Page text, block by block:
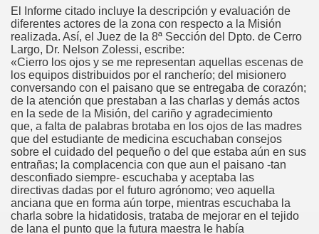
El Informe citado incluye la descripción y evaluación de
diferentes actores de la zona con respecto a la Misión
realizada. Así, el Juez de la 8ª Sección del Dpto. de Cerro
Largo, Dr. Nelson Zolessi, escribe:
«Cierro los ojos y se me representan aquellas escenas de
los equipos distribuidos por el rancherío; del misionero
conversando con el paisano que se entregaba de corazón;
de la atención que prestaban a las charlas y demás actos
en la sede de la Misión, del cariño y agradecimiento
que, a falta de palabras brotaba en los ojos de las madres
que del estudiante de medicina escuchaban consejos
sobre el cuidado del pequeño o del que estaba aún en sus
entrañas; la complacencia con que aun el paisano -tan
desconfiado siempre- escuchaba y aceptaba las
directivas dadas por el futuro agrónomo; veo aquella
anciana que en forma aún torpe, mientras escuchaba la
charla sobre la hidatidosis, trataba de mejorar en el tejido
de lana el punto que la futura maestra le había